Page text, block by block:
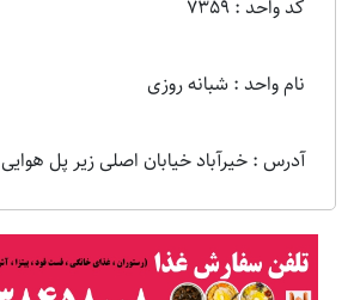
کد واحد : 7359
نام واحد : شبانه روزی
آدرس : خیرآباد خیابان اصلی زیر پل هوایی